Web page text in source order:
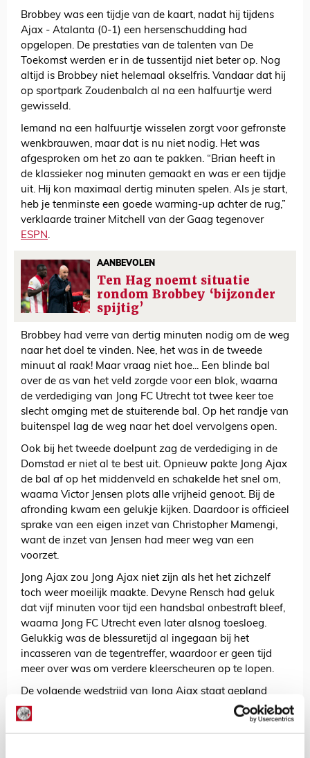
Brobbey was een tijdje van de kaart, nadat hij tijdens
Ajax - Atalanta (0-1) een hersenschudding had
opgelopen. De prestaties van de talenten van De
Toekomst werden er in de tussentijd niet beter op. Nog
altijd is Brobbey niet helemaal okselfris. Vandaar dat hij
op sportpark Zoudenbalch al na een halfuurtje werd
gewisseld.
Iemand na een halfuurtje wisselen zorgt voor gefronste
wenkbrauwen, maar dat is nu niet nodig. Het was
afgesproken om het zo aan te pakken. “Brian heeft in
de klassieker nog minuten gemaakt en was er een tijdje
uit. Hij kon maximaal dertig minuten spelen. Als je start,
heb je tenminste een goede warming-up achter de rug,”
verklaarde trainer Mitchell van der Gaag tegenover
ESPN.
AANBEVOLEN
Ten Hag noemt situatie
rondom Brobbey ‘bijzonder
spijtig’
Brobbey had verre van dertig minuten nodig om de weg
naar het doel te vinden. Nee, het was in de tweede
minuut al raak! Maar vraag niet hoe... Een blinde bal
over de as van het veld zorgde voor een blok, waarna
de verdediging van Jong FC Utrecht tot twee keer toe
slecht omging met de stuiterende bal. Op het randje van
buitenspel lag de weg naar het doel vervolgens open.
Ook bij het tweede doelpunt zag de verdediging in de
Domstad er niet al te best uit. Opnieuw pakte Jong Ajax
de bal af op het middenveld en schakelde het snel om,
waarna Victor Jensen plots alle vrijheid genoot. Bij de
afronding kwam een gelukje kijken. Daardoor is officieel
sprake van een eigen inzet van Christopher Mamengi,
want de inzet van Jensen had meer weg van een
voorzet.
Jong Ajax zou Jong Ajax niet zijn als het het zichzelf
toch weer moeilijk maakte. Devyne Rensch had geluk
dat vijf minuten voor tijd een handsbal onbestraft bleef,
waarna Jong FC Utrecht even later alsnog toesloeg.
Gelukkig was de blessuretijd al ingegaan bij het
incasseren van de tegentreffer, waardoor er geen tijd
meer over was om verdere kleerscheuren op te lopen.
De volgende wedstrijd van Jong Ajax staat gepland
voor maandag de 25ste. Dan komt Kowet op bezoek.
01:47 on the clock... ⏱